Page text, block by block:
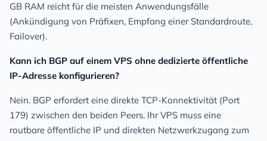
GB RAM reicht für die meisten Anwendungsfälle
(Ankündigung von Präfixen, Empfang einer Standardroute,
Failover).
Kann ich BGP auf einem VPS ohne dedizierte öffentliche
IP-Adresse konfigurieren?
Nein. BGP erfordert eine direkte TCP-Konnektivität (Port
179) zwischen den beiden Peers. Ihr VPS muss eine
routbare öffentliche IP und direkten Netzwerkzugang zum